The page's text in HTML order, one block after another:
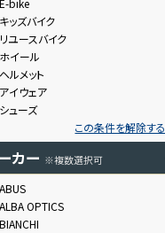
E-bike
キッズバイク
リユースバイク
ホイール
ヘルメット
アイウェア
シューズ
この条件を解除する
カー ※複数選択可
ABUS
ALBA OPTICS
BIANCHI